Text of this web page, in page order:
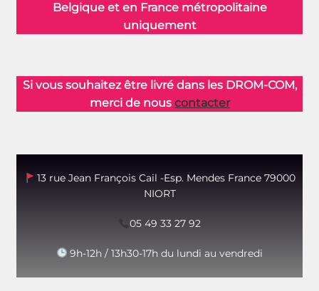
Belgique et en France métropolitaine
uniquement
Si vous souhaitez être livré dans les DROM-COM,
merci de nous contacter
13 rue Jean François Cail -Esp. Mendes France 79000
NIORT
05 49 33 27 92
9h-12h / 13h30-17h du lundi au vendredi